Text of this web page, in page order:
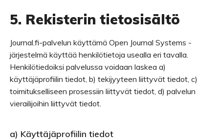
5. Rekisterin tietosisältö
Journal.fi-palvelun käyttämä Open Journal Systems -
järjestelmä käyttää henkilötietoja usealla eri tavalla.
Henkilötiedoiksi palvelussa voidaan laskea a)
käyttäjäprofiilin tiedot, b) tekijyyteen liittyvät tiedot, c)
toimitukselliseen prosessiin liittyvät tiedot, d) palvelun
vierailijoihin liittyvät tiedot.
a) Käyttäjäprofiilin tiedot